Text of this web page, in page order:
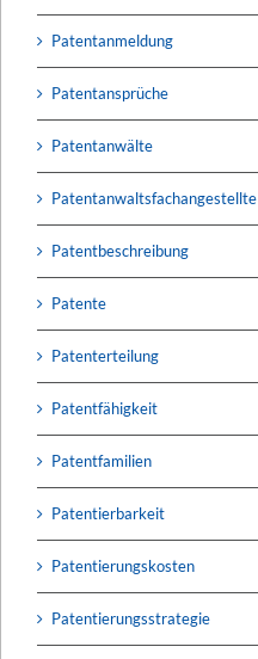
Patentanmeldung
Patentansprüche
Patentanwälte
Patentanwaltsfachangestellte
Patentbeschreibung
Patente
Patenterteilung
Patentfähigkeit
Patentfamilien
Patentierbarkeit
Patentierungskosten
Patentierungsstrategie